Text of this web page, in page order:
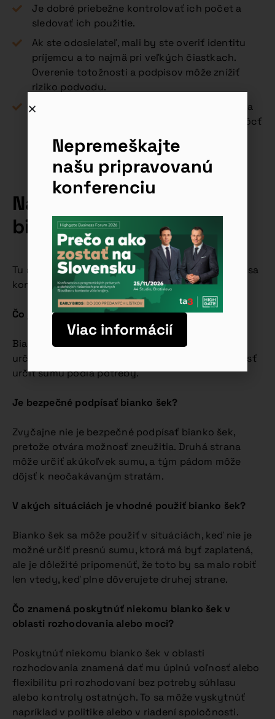
Je dobré priebežne kontrolovať ich počet a
sledovať ich použitie.
Ak ste odosielateľ, mali by ste overiť identitu
príjemcu a to najmä pri veľkých čiastkach.
Overenie totožnosti a podpisov môže znížiť
riziko podvodu.
Pravidelné monitorovanie platobných účtov a
aktívne vedenie účtovníctva vám môže pomôcť
odhaliť neoprávnené transakcie peňazí.
Najčastejšie otázky
bianko šek
Tu sú niektoré z najčastejších otázok týkajúcich sa
konceptu „bianko šeku“.
Čo je bianko šek?
Bianko šek je šek, ktorý je podpísaný, ale nemá
určenú čiastku. Dáva sa tak druhej strane možnosť
určiť sumu podľa potreby.
Je bezpečné podpísať bianko šek?
Zvyčajne nie je bezpečné podpísať bianko šek,
pretože otvára možnosť zneužitia. Druhá strana
môže určiť akúkoľvek sumu, a tým pádom môže
dôjsť k neočakávaným stratám.
V akých situáciách je vhodné použiť bianko šek?
Bianko šek sa môže použiť v situáciách, keď nie je
možné určiť presnú sumu, ktorá má byť zaplatená,
ale je dôležité pripomenúť, že toto by sa malo robiť
len vtedy, keď plne dôverujete druhej strane.
Čo znamená poskytnúť niekomu bianko šek v
oblasti rozhodovania alebo moci?
Poskytnúť niekomu bianko šek v oblasti
rozhodovania znamená dať mu úplnú voľnosť alebo
flexibilitu pri rozhodovaní bez potreby súhlasu
alebo kontroly ostatných. To sa môže vyskytnúť
napríklad v politike alebo v riadení spoločnosti.
Nepremeškajte
našu pripravovanú
konferenciu
Viac informácií